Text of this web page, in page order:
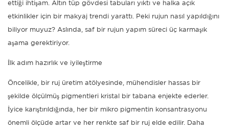
ettiği ihtişam. Altın tüp gövdesi tabuları yıktı ve halka açık
etkinlikler için bir makyaj trendi yarattı. Peki rujun nasıl yapıldığını
biliyor muyuz? Aslında, saf bir rujun yapım süreci üç karmaşık
aşama gerektiriyor.
İlk adım hazırlık ve iyileştirme
Öncelikle, bir ruj üretim atölyesinde, mühendisler hassas bir
şekilde ölçülmüş pigmentleri kristal bir tabana enjekte ederler.
İyice karıştırıldığında, her bir mikro pigmentin konsantrasyonu
önemli ölçüde artar ve her renkte saf bir ruj elde edilir. Daha